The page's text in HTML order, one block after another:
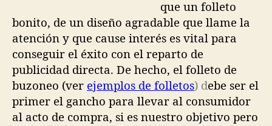
que un folleto
bonito, de un diseño agradable que llame la
atención y que cause interés es vital para
conseguir el éxito con el reparto de
publicidad directa. De hecho, el folleto de
buzoneo (ver ejemplos de folletos) debe ser el
primer el gancho para llevar al consumidor
al acto de compra, si es nuestro objetivo pero